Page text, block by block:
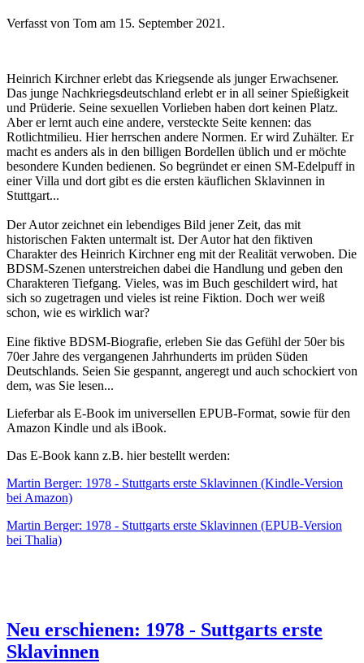
Verfasst von Tom am 15. September 2021 .
Heinrich Kirchner erlebt das Kriegsende als junger Erwachsener.
Das junge Nachkriegsdeutschland erlebt er in all seiner Spießigkeit
und Prüderie. Seine sexuellen Vorlieben haben dort keinen Platz.
Aber er lernt auch eine andere, versteckte Seite kennen: das
Rotlichtmilieu. Hier herrschen andere Normen. Er wird Zuhälter. Er
macht es anders als in den billigen Bordellen üblich und er möchte
besondere Kunden bedienen. So begründet er einen SM-Edelpuff in
einer Villa und dort gibt es die ersten käuflichen Sklavinnen in
Stuttgart...
Der Autor zeichnet ein lebendiges Bild jener Zeit, das mit
historischen Fakten untermalt ist. Der Autor hat den fiktiven
Charakter des Heinrich Kirchner eng mit der Realität verwoben. Die
BDSM-Szenen unterstreichen dabei die Handlung und geben den
Charakteren Tiefgang. Vieles, was im Buch geschildert wird, hat
sich so zugetragen und vieles ist reine Fiktion. Doch wer weiß
schon, wie es wirklich war?
Eine fiktive BDSM-Biografie, erleben Sie das Gefühl der 50er bis
70er Jahre des vergangenen Jahrhunderts im prüden Süden
Deutschlands. Seien Sie gespannt, angeregt und auch schockiert von
dem, was Sie lesen...
Lieferbar als E-Book im universellen EPUB-Format, sowie für den
Amazon Kindle und als iBook.
Das E-Book kann z.B. hier bestellt werden:
Martin Berger: 1978 - Stuttgarts erste Sklavinnen (Kindle-Version
bei Amazon)
Martin Berger: 1978 - Stuttgarts erste Sklavinnen (EPUB-Version
bei Thalia)
Neu erschienen: 1978 - Suttgarts erste
Sklavinnen